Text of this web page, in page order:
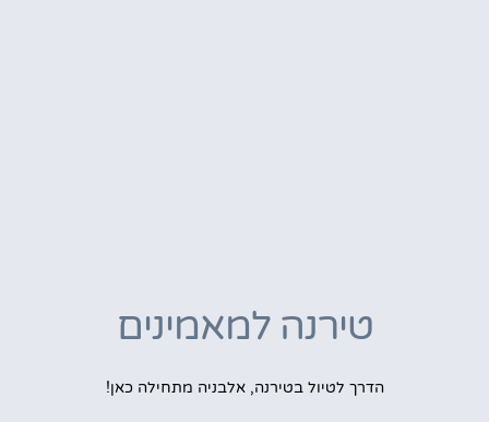
טירנה למאמינים
הדרך לטיול בטירנה, אלבניה מתחילה כאן!